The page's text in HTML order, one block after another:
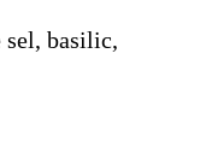
sel, basilic,